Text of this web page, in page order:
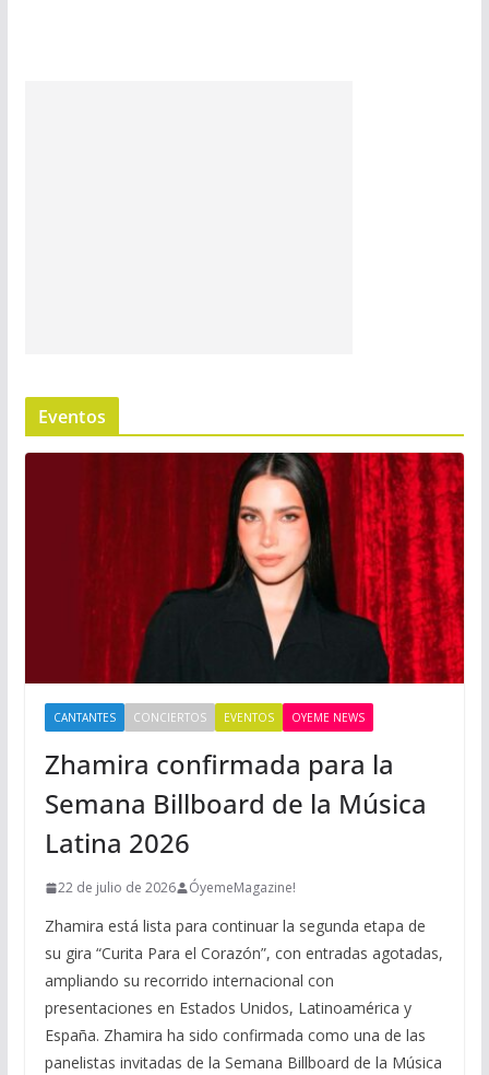
Eventos
CANTANTES CONCIERTOS EVENTOS OYEME NEWS
Zhamira confirmada para la
Semana Billboard de la Música
Latina 2026
22 de julio de 2026 ÓyemeMagazine!
Zhamira está lista para continuar la segunda etapa de
su gira “Curita Para el Corazón”, con entradas agotadas,
ampliando su recorrido internacional con
presentaciones en Estados Unidos, Latinoamérica y
España. Zhamira ha sido confirmada como una de las
panelistas invitadas de la Semana Billboard de la Música